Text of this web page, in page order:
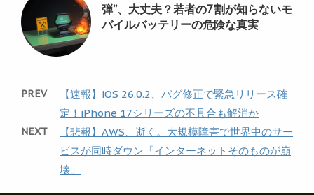
弾”、大丈夫？若者の7割が知らないモ
バイルバッテリーの危険な真実
PREV
【速報】iOS 26.0.2、バグ修正で緊急リリース確
定！iPhone 17シリーズの不具合も解消か
NEXT
【悲報】AWS、逝く。大規模障害で世界中のサー
ビスが同時ダウン「インターネットそのものが崩
壊」